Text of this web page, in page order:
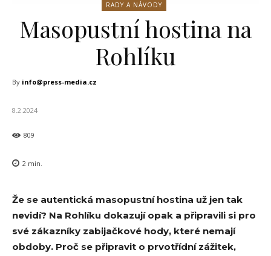
RADY A NÁVODY
Masopustní hostina na
Rohlíku
By info@press-media.cz
8.2.2024
809
2 min.
Že se autentická masopustní hostina už jen tak
nevidí? Na Rohlíku dokazují opak a připravili si pro
své zákazníky zabijačkové hody, které nemají
obdoby. Proč se připravit o prvotřídní zážitek,